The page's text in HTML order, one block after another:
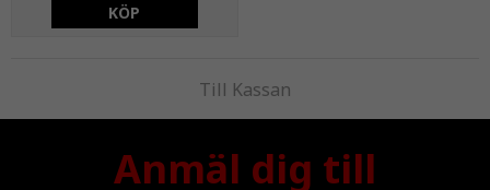
KÖP
Till Kassan
Anmäl dig till